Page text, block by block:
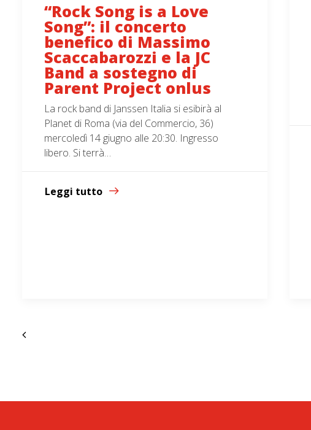
“Rock Song is a Love
Song”: il concerto
benefico di Massimo
Scaccabarozzi e la JC
Band a sostegno di
Parent Project onlus
La rock band di Janssen Italia si esibirà al
Planet di Roma (via del Commercio, 36)
mercoledì 14 giugno alle 20:30. Ingresso
libero. Si terrà…
Leggi tutto